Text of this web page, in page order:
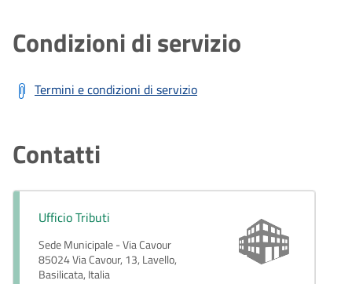
Condizioni di servizio
Termini e condizioni di servizio
Contatti
Ufficio Tributi
Sede Municipale - Via Cavour
85024 Via Cavour, 13, Lavello,
Basilicata, Italia